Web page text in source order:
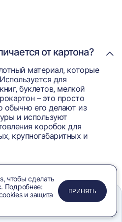
от картона?
материал, которые
для
буклетов, мелкой
– это просто
обычно его делают из
и используют
коробок для
крупногабаритных и
чтобы сделать
Подробнее:
и защита
ПРИНЯТЬ